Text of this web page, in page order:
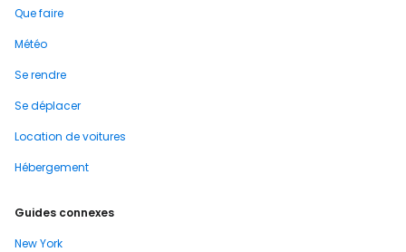
Que faire
Météo
Se rendre
Se déplacer
Location de voitures
Hébergement
Guides connexes
New York